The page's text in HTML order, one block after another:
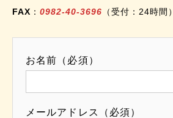
FAX ： 0982-40-3696 （受付：24時間）
お名前（必須）
メールアドレス（必須）